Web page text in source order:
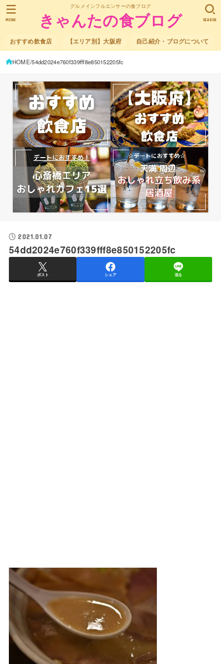
グルメインフルエンサーの食ブログ
きゃんたの食ブログ
おすすめ飲食店 【エリア別】大阪府 自己紹介・ブログについて
SEARCH
MENU
HOME 54dd2024e760f339fff8e850152205fc
2021.01.07
54dd2024e760f339fff8e850152205fc
ポスト シェア 送る